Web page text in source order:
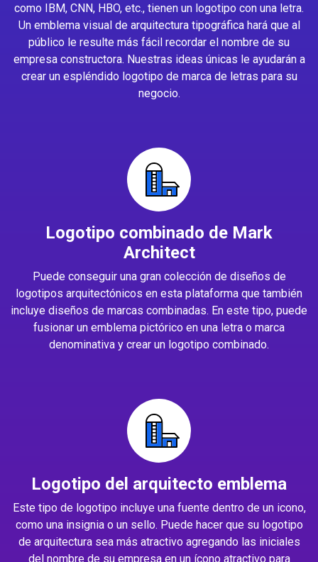
como IBM, CNN, HBO, etc., tienen un logotipo con una letra.
Un emblema visual de arquitectura tipográfica hará que al
público le resulte más fácil recordar el nombre de su
empresa constructora. Nuestras ideas únicas le ayudarán a
crear un espléndido logotipo de marca de letras para su
negocio.
Logotipo combinado de Mark
Architect
Puede conseguir una gran colección de diseños de
logotipos arquitectónicos en esta plataforma que también
incluye diseños de marcas combinadas. En este tipo, puede
fusionar un emblema pictórico en una letra o marca
denominativa y crear un logotipo combinado.
Logotipo del arquitecto emblema
Este tipo de logotipo incluye una fuente dentro de un icono,
como una insignia o un sello. Puede hacer que su logotipo
de arquitectura sea más atractivo agregando las iniciales
del nombre de su empresa en un ícono atractivo para